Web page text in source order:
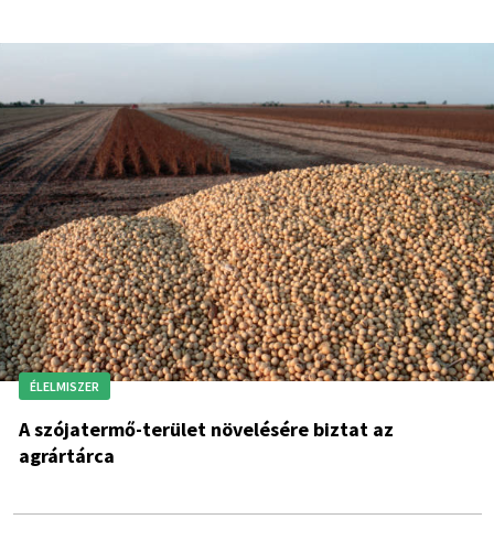
ÉLELMISZER
A szójatermő-terület növelésére biztat az
agrártárca